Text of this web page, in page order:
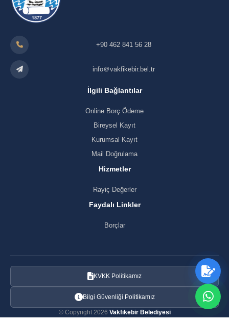
+90 462 841 56 28
info＠vakfikebir.bel.tr
İlgili Bağlantılar
Online Borç Ödeme
Bireysel Kayıt
Kurumsal Kayıt
Mail Doğrulama
Hizmetler
Rayiç Değerler
Faydalı Linkler
Borçlar
KVKK Politikamız
Bilgi Güvenliği Politikamız
© Copyright 2026 Vakfıkebir Belediyesi